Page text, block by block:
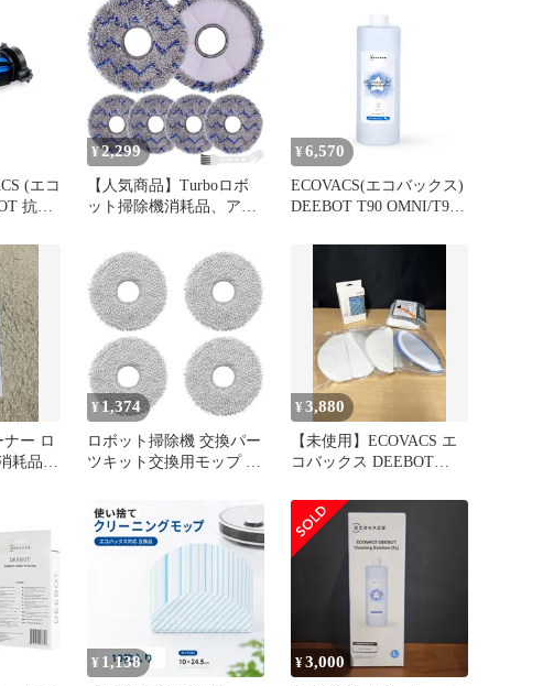
T50 消
OMNI/T20 OMNI/T30 専
用洗浄剤（1L）
OMNI/X5 PRO PRO PRO
mini/N30 OMNI/DEEBOT
OMN
ト掃除機 消耗品
(エコ
抗菌
ロボ
（1
¥2,299
【人気商品】Turboロボ
ット掃除機消耗品、アク
ロスワイプ洗浄可能で再
利用可能なクリーニング
ブラシ（6個入り） X1
X1 OMNI/Deebot 対応
ECOVACS(エコバックス
用)Deebot
¥ 6,570
ECOVACS(エコバックス)
DEEBOT T90 OMNI/T90
OMNICYCLONE/T80
OMNI/T50S OMNI/X8
PRO OMNI/DEEBOT
mini/DEEBOTe
ナー ロ
耗品
¥1,374
ロボット掃除機 交換パー
ツキット交換用モップ 互
バックス）DEEBOT N30
Pro Omni, T30 Pro Omni,
T30C Omni, T50 Pro
¥3,880
【未使用】ECOVACS エ
コバックス DEEBOT
機 消耗品 モップ 紙パッ
クなど ★
¥ 1,138 ¥3,000